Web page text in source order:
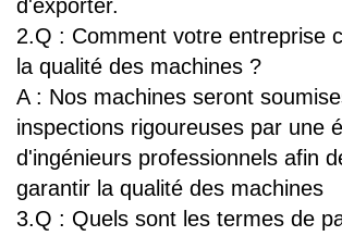
d'exporter.
2.Q : Comment votre entreprise
la qualité des machines ?
A : Nos machines seront
inspections rigoureuses par une
d'ingénieurs professionnels afin
garantir la qualité des machines
3.Q : Quels sont les termes de